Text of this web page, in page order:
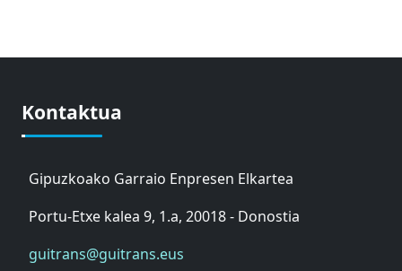
Kontaktua
Gipuzkoako Garraio Enpresen Elkartea
Portu-Etxe kalea 9, 1.a, 20018 - Donostia
guitrans@guitrans.eus